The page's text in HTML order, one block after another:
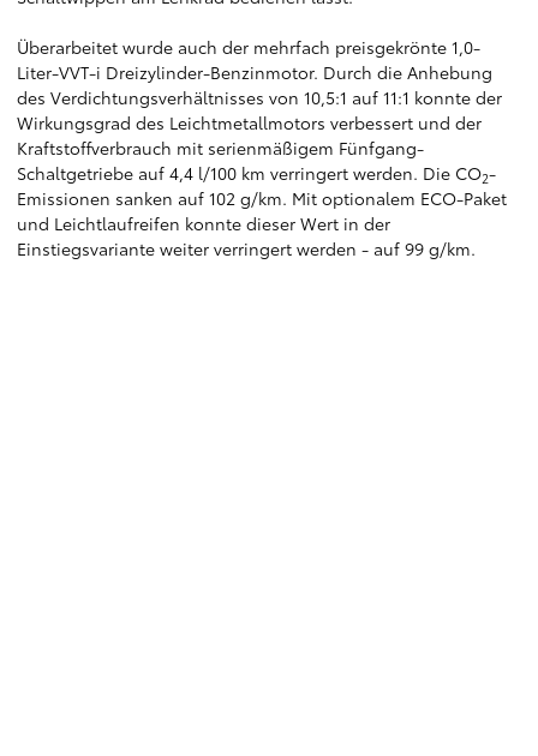
Überarbeitet wurde auch der mehrfach preisgekrönte 1,0-
Liter-VVT-i Dreizylinder-Benzinmotor. Durch die Anhebung
des Verdichtungsverhältnisses von 10,5:1 auf 11:1 konnte der
Wirkungsgrad des Leichtmetallmotors verbessert und der
Kraftstoffverbrauch mit serienmäßigem Fünfgang-
Schaltgetriebe auf 4,4 l/100 km verringert werden. Die CO2-
Emissionen sanken auf 102 g/km. Mit optionalem ECO-Paket
und Leichtlaufreifen konnte dieser Wert in der
Einstiegsvariante weiter verringert werden - auf 99 g/km.